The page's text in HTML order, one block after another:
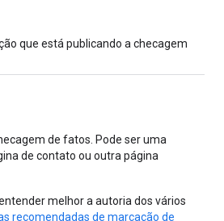
que está publicando a checagem
de fatos. Pode ser uma
de contato ou outra página
melhor a autoria dos vários
recomendadas de marcação de